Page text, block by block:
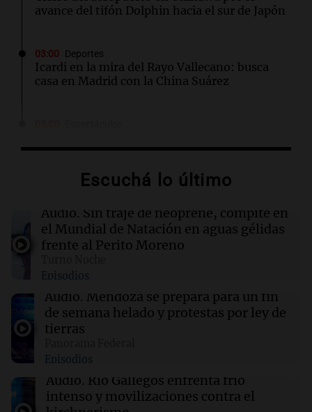
avance del tifón Dolphin hacia el sur de Japón
03:00 Deportes
Icardi en la mira del Rayo Vallecano: busca
casa en Madrid con la China Suárez
China Suárez se muda a Madrid
Descuentos de hasta $400 en entradas para
TechCrunch Disrupt 2026 hasta mañana
Vogue World se trasladará a San Francisco: un
guiño a la fusión entre tecnología y moda
01:59 Mundo
México establece nuevo récord de oros
Escuchá lo último
Audio. Sin traje de neoprene, compite en
el Mundial de Natación en aguas gélidas
frente al Perito Moreno
Episodios
Audio. Mendoza se prepara para un fin
de semana helado y protestas por ley de
tierras
Episodios
Audio. Río Gallegos enfrenta frío
intenso y movilizaciones contra el